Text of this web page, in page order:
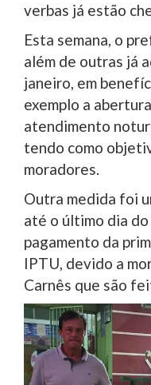
verbas já estão
Esta semana, o
além de outras já
janeiro, em
exemplo a
atendimento
tendo como
moradores.
Outra medida foi
até o último dia do
pagamento da
IPTU, devido a
Carnês que são